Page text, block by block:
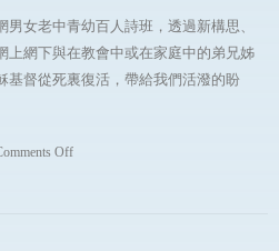
女老中青幼百人詩班，透過新構思、
上網下與在教會中或在家庭中的弟兄姊
基督從死裏復活，帶給我們活潑的盼
Off